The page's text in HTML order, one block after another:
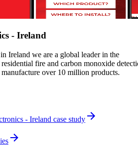
- Ireland
Ireland we are a global leader in the
fire and carbon monoxide
over 10 million products.
- Ireland case study